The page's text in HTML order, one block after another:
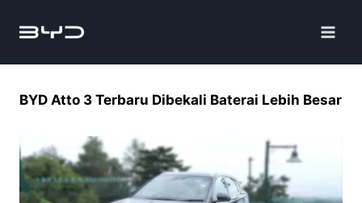
BYD Atto 3 Terbaru Dibekali Baterai Lebih Besar